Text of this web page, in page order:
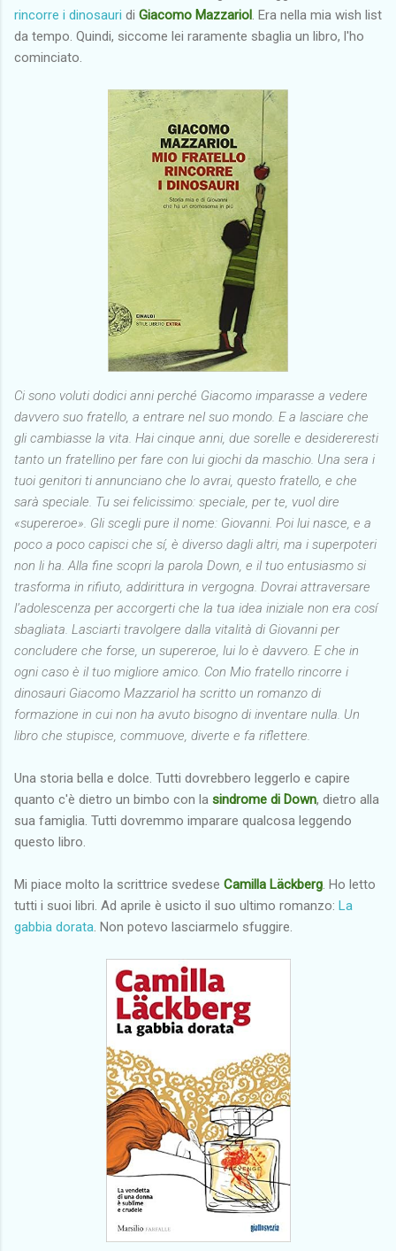
rincorre i dinosauri di Giacomo Mazzariol. Era nella mia wish list
da tempo. Quindi, siccome lei raramente sbaglia un libro, l'ho
cominciato.
Ci sono voluti dodici anni perché Giacomo imparasse a vedere
davvero suo fratello, a entrare nel suo mondo. E a lasciare che
gli cambiasse la vita. Hai cinque anni, due sorelle e desidereresti
tanto un fratellino per fare con lui giochi da maschio. Una sera i
tuoi genitori ti annunciano che lo avrai, questo fratello, e che
sarà speciale. Tu sei felicissimo: speciale, per te, vuol dire
«supereroe». Gli scegli pure il nome: Giovanni. Poi lui nasce, e a
poco a poco capisci che sí, è diverso dagli altri, ma i superpoteri
non li ha. Alla fine scopri la parola Down, e il tuo entusiasmo si
trasforma in rifiuto, addirittura in vergogna. Dovrai attraversare
l’adolescenza per accorgerti che la tua idea iniziale non era cosí
sbagliata. Lasciarti travolgere dalla vitalità di Giovanni per
concludere che forse, un supereroe, lui lo è davvero. E che in
ogni caso è il tuo migliore amico. Con Mio fratello rincorre i
dinosauri Giacomo Mazzariol ha scritto un romanzo di
formazione in cui non ha avuto bisogno di inventare nulla. Un
libro che stupisce, commuove, diverte e fa riflettere.
Una storia bella e dolce. Tutti dovrebbero leggerlo e capire
quanto c'è dietro un bimbo con la sindrome di Down, dietro alla
sua famiglia. Tutti dovremmo imparare qualcosa leggendo
questo libro.
Mi piace molto la scrittrice svedese Camilla Läckberg. Ho letto
tutti i suoi libri. Ad aprile è usicto il suo ultimo romanzo: La
gabbia dorata. Non potevo lasciarmelo sfuggire.